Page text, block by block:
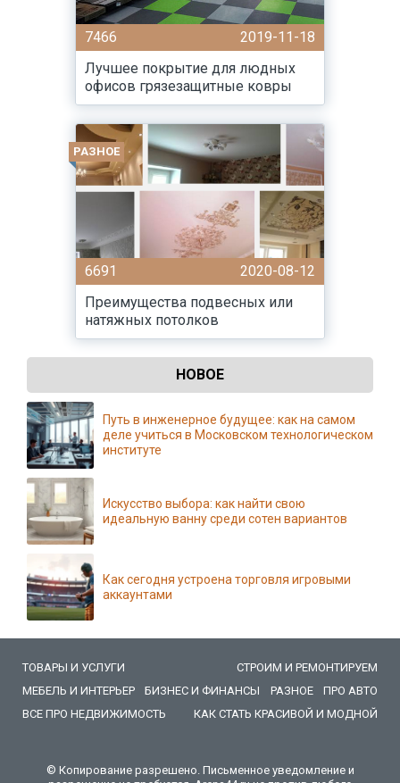
7466
2019-11-18
Лучшее покрытие для людных
офисов грязезащитные ковры
РАЗНОЕ
6691
2020-08-12
Преимущества подвесных или
натяжных потолков
НОВОЕ
Путь в инженерное будущее: как на самом
деле учиться в Московском технологическом
институте
Искусство выбора: как найти свою
идеальную ванну среди сотен вариантов
Как сегодня устроена торговля игровыми
аккаунтами
ТОВАРЫ И УСЛУГИ
СТРОИМ И РЕМОНТИРУЕМ
МЕБЕЛЬ И ИНТЕРЬЕР
БИЗНЕС И ФИНАНСЫ РАЗНОЕ
ПРО АВТО
ВСЕ ПРО НЕДВИЖИМОСТЬ
КАК СТАТЬ КРАСИВОЙ И МОДНОЙ
© Копирование разрешено. Письменное уведомление и